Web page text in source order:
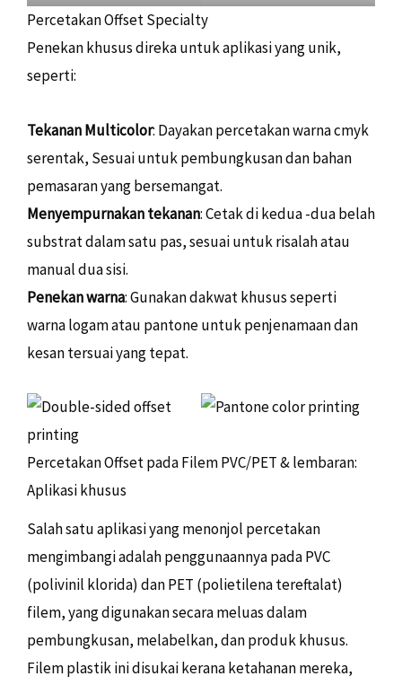
Percetakan Offset Specialty
Penekan khusus direka untuk aplikasi yang unik,
seperti:
Tekanan Multicolor: Dayakan percetakan warna cmyk
serentak, Sesuai untuk pembungkusan dan bahan
pemasaran yang bersemangat.
Menyempurnakan tekanan: Cetak di kedua -dua belah
substrat dalam satu pas, sesuai untuk risalah atau
manual dua sisi.
Penekan warna: Gunakan dakwat khusus seperti
warna logam atau pantone untuk penjenamaan dan
kesan tersuai yang tepat.
Percetakan Offset pada Filem PVC/PET & lembaran:
Aplikasi khusus
Salah satu aplikasi yang menonjol percetakan
mengimbangi adalah penggunaannya pada PVC
(polivinil klorida) dan PET (polietilena tereftalat)
filem, yang digunakan secara meluas dalam
pembungkusan, melabelkan, dan produk khusus.
Filem plastik ini disukai kerana ketahanan mereka,